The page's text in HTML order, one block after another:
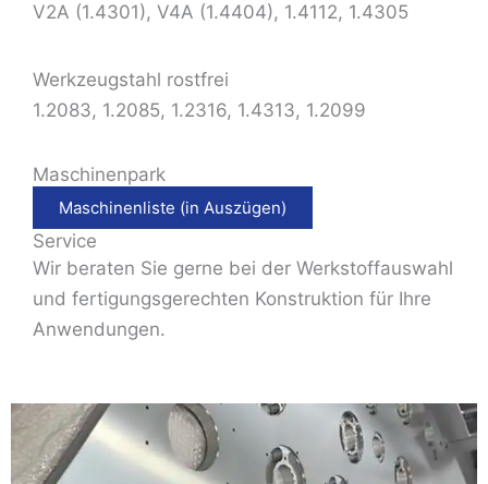
V2A (1.4301), V4A (1.4404), 1.4112, 1.4305
Werkzeugstahl rostfrei
1.2083, 1.2085, 1.2316, 1.4313, 1.2099
Maschinenpark
Maschinenliste (in Auszügen)
Service
Wir beraten Sie gerne bei der Werkstoffauswahl
und fertigungsgerechten Konstruktion für Ihre
Anwendungen.